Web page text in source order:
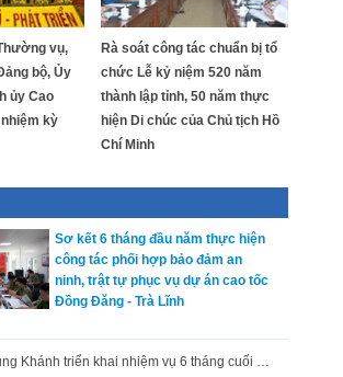
vụ,
bộ, Ủy
ủy Cao
nhiệm kỳ
Rà soát công tác chuẩn bị tổ
chức Lễ kỷ niệm 520 năm
thành lập tỉnh, 50 năm thực
hiện Di chúc của Chủ tịch Hồ
Chí Minh
Sơ kết 6 tháng đầu năm thực hiện
công tác phối hợp bảo đảm an
ninh, trật tự phục vụ dự án cao tốc
Đồng Đăng - Trà Lĩnh